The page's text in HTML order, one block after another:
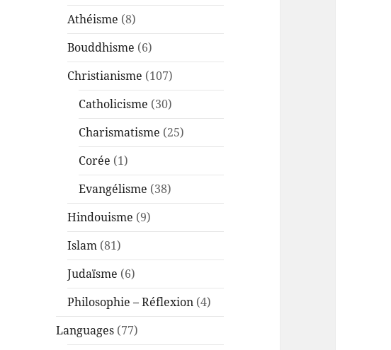
Athéisme (8)
Bouddhisme (6)
Christianisme (107)
Catholicisme (30)
Charismatisme (25)
Corée (1)
Evangélisme (38)
Hindouisme (9)
Islam (81)
Judaïsme (6)
Philosophie – Réflexion (4)
Languages (77)